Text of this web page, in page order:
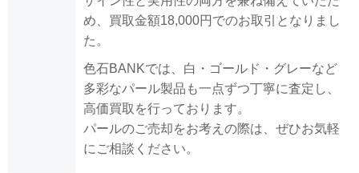
め、買取金額18,000円でのお取引となりまし
た。
色石BANKでは、白・ゴールド・グレーなど
多彩なパール製品も一点ずつ丁寧に査定し、
高価買取を行っております。
パールのご売却をお考えの際は、ぜひお気軽
にご相談ください。